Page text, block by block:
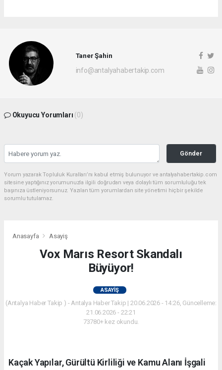
Taner Şahin
info@antalyahabertakip.com
Okuyucu Yorumları (0)
Gönder
Yorum yazarak Topluluk Kuralları’nı kabul etmiş bulunuyor ve antalyahabertakip.com
sitesine yaptığınız yorumunuzla ilgili doğrudan veya dolaylı tüm sorumluluğu tek
başınıza üstleniyorsunuz. Yazılan tüm yorumlardan site yönetimi hiçbir şekilde
sorumlu tutulamaz.
Anasayfa Asayiş
Vox Marıs Resort Skandalı
Büyüyor!
ASAYIŞ
(Antalya Haber Takip ) - Antalya Haber Takip | 20.06.2026 - 14:26, Güncelleme:
21.06.2026 - 22:21
73780+ kez okundu.
Kaçak Yapılar, Gürültü Kirliliği ve Kamu Alanı İşgali